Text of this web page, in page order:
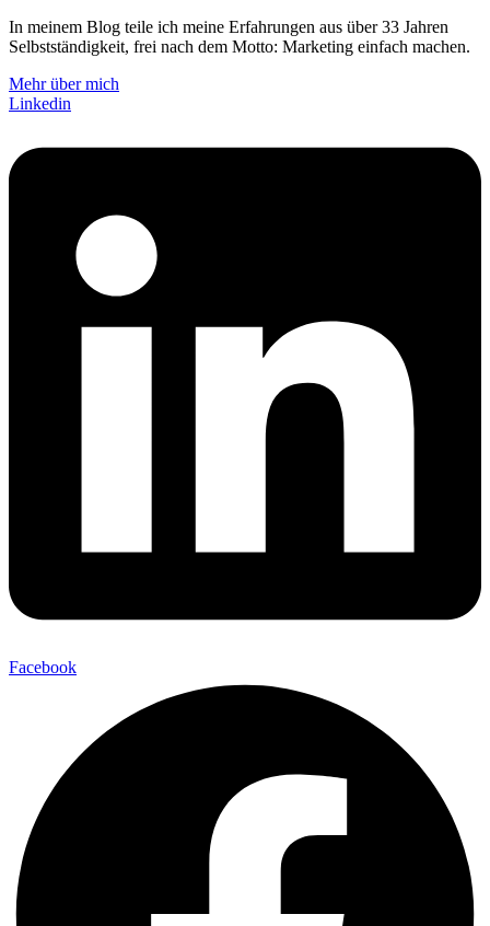
In meinem Blog teile ich meine Erfahrungen aus über 33 Jahren
Selbstständigkeit, frei nach dem Motto: Marketing einfach machen.
Mehr über mich
Linkedin
Facebook